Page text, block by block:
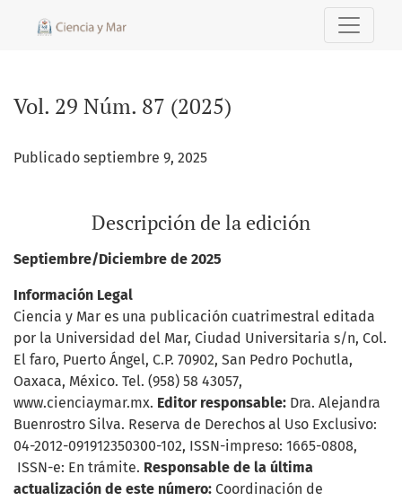
Vol. 29 Núm. 87 (2025)
Publicado septiembre 9, 2025
Descripción de la edición
Septiembre/Diciembre de 2025
Información Legal
Ciencia y Mar es una publicación cuatrimestral editada
por la Universidad del Mar, Ciudad Universitaria s/n, Col.
El faro, Puerto Ángel, C.P. 70902, San Pedro Pochutla,
Oaxaca, México. Tel. (958) 58 43057,
www.cienciaymar.mx. Editor responsable: Dra. Alejandra
Buenrostro Silva. Reserva de Derechos al Uso Exclusivo:
04-2012-091912350300-102, ISSN-impreso: 1665-0808,
ISSN-e: En trámite. Responsable de la última
actualización de este número: Coordinación de